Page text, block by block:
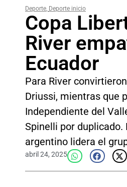
Deporte, Deporte inicio
Copa
River
Ecuador
Para River
Driussi, mientras que
Independiente del
Spinelli por duplicado.
argentino lidera el
abril 24, 2025